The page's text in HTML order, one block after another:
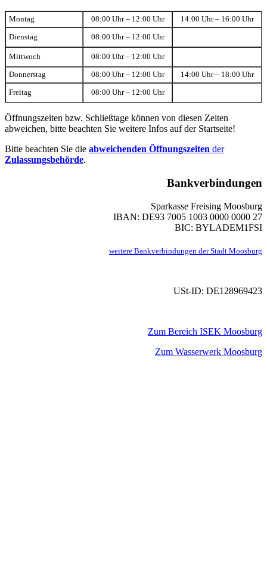
Montag 08:00 Uhr – 12:00 Uhr 14:00 Uhr – 16:00 Uhr
Dienstag 08:00 Uhr – 12:00 Uhr
Mittwoch 08:00 Uhr – 12:00 Uhr
Donnerstag 08:00 Uhr – 12:00 Uhr 14:00 Uhr – 18:00 Uhr
Freitag 08:00 Uhr – 12:00 Uhr
Öffnungszeiten bzw. Schließtage können von diesen Zeiten
abweichen, bitte beachten Sie weitere Infos auf der Startseite!
Bitte beachten Sie die abweichenden Öffnungszeiten der
Zulassungsbehörde.
Bankverbindungen
Sparkasse Freising Moosburg
IBAN: DE93 7005 1003 0000 0000 27
BIC: BYLADEM1FSI
weitere Bankverbindungen der Stadt Moosburg
USt-ID: DE128969423
Zum Bereich ISEK Moosburg
Zum Wasserwerk Moosburg